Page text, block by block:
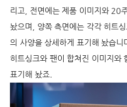
리고, 전면에는 제품 이미지와 20
놨으며, 양쪽 측면에는 각각 히트
의 사양을 상세하게 표기해 놨습
히트싱크와 팬이 합쳐진 이미지와
표기해 놨죠.